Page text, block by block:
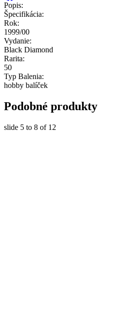
Popis:
Špecifikácia:
Rok:
1999/00
Vydanie:
Black Diamond
Rarita:
50
Typ Balenia:
hobby balíček
Podobné produkty
slide 5 to 8 of 12